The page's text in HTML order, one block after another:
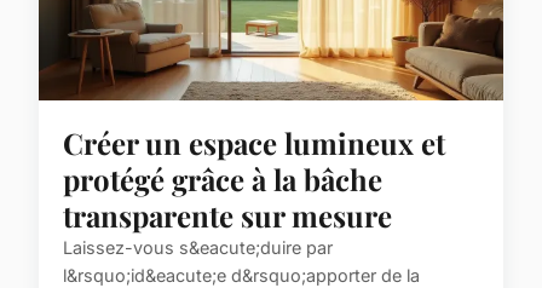
Créer un espace lumineux et
protégé grâce à la bâche
transparente sur mesure
Laissez-vous s&eacute;duire par
l&rsquo;id&eacute;e d&rsquo;apporter de la